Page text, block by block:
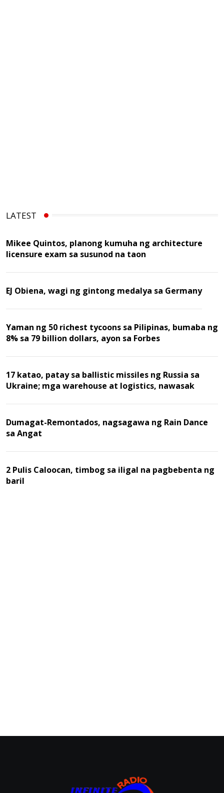
LATEST
Mikee Quintos, planong kumuha ng architecture
licensure exam sa susunod na taon
EJ Obiena, wagi ng gintong medalya sa Germany
Yaman ng 50 richest tycoons sa Pilipinas, bumaba ng
8% sa 79 billion dollars, ayon sa Forbes
17 katao, patay sa ballistic missiles ng Russia sa
Ukraine; mga warehouse at logistics, nawasak
Dumagat-Remontados, nagsagawa ng Rain Dance
sa Angat
2 Pulis Caloocan, timbog sa iligal na pagbebenta ng
baril